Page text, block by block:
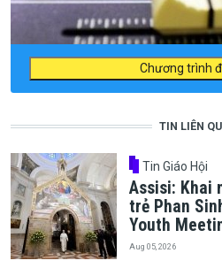
Chương trình
TIN LIÊN
Tin Giáo Hội
Assisi: Khai
trẻ Phan
Youth
Aug 05, 2026